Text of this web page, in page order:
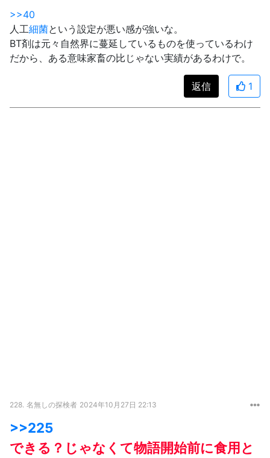
>>40
人工細菌という設定が悪い感が強いな。
BT剤は元々自然界に蔓延しているものを使っているわけ
だから、ある意味家畜の比じゃない実績があるわけで。
返信 1
228. 名無しの探検者 2024年10月27日 22:13
>>225
できる？じゃなくて物語開始前に食用と